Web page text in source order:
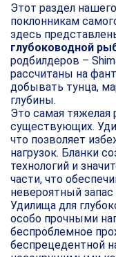
Этот раздел
поклонникам
здесь
глубоководной
родбилдеров –
рассчитаны на
добывать тунца,
глубины.
Это самая тяжелая
существующих.
что позволяет
нагрузок. Бланки
технологий и
части, что
невероятный запас
Удилища для
особо прочными
беспроблемное
беспрецедентной